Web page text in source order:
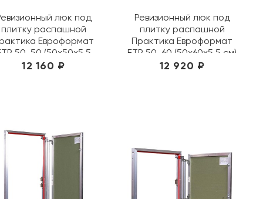
люк под
плитку распашной
Евроформат
50-50 (50х50х5,5
см)
12 160 ₽
Ревизионный люк под
плитку распашной
Практика Евроформат
ЕТР 50-60 (50х60х5,5 см)
12 920 ₽